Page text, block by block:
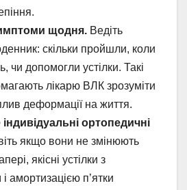
щодня. Ведіть
скільки пройшли, коли
чи допомогли устілки. Такі
лікарю ВЛК зрозуміти
деформації на життя.
індивідуальні ортопедичні
якщо вони не змінюють
якісні устілки з
амортизацією п’ятки